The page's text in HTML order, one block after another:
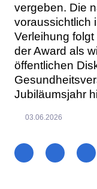
vergeben. Die
voraussichtlich
Verleihung
der Award als
öffentlichen
Jubiläumsjahr
03.06.2026